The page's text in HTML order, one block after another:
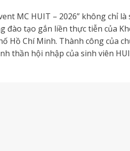
MC HUIT – 2026” không chỉ
tạo gắn liền thực tiễn của
Hồ Chí Minh. Thành công của
thần hội nhập của sinh viên